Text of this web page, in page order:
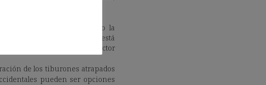
de tiburones, salvo la
pesca”, añade. “Lo que sí está
en consideración el sector
de los tiburones atrapados
pueden ser opciones